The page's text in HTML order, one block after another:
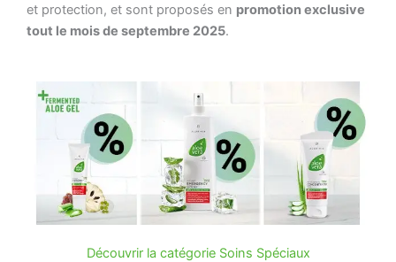
et protection, et sont proposés en promotion exclusive
tout le mois de septembre 2025.
Découvrir la catégorie Soins Spéciaux